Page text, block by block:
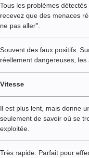
Tous les problèmes
recevez que des menaces
ne pas aller".
Souvent des faux positifs.
réellement dangereuses,
Vitesse
Il est plus lent, mais donne
seulement de savoir où se
exploitée.
Très rapide. Parfait pour